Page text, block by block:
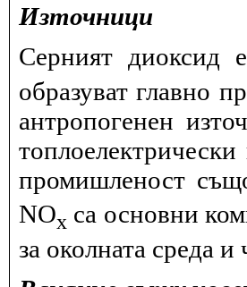
Източници
Серният диоксид
образуват главно
антропогенен
промишленост
NОx са основни
за околната среда